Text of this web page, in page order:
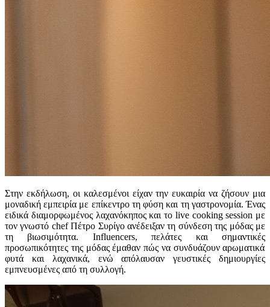
Στην εκδήλωση, οι καλεσμένοι είχαντην ευκαιρία ναζήσουν μια
μοναδική εμπειρία με επίκεντρο τη φύση και τηγαστρονομία.Ένας
ειδικά διαμορφωμένοςλαχανόκηπος και το live cooking session με
τον γνωστό chefΠέτρο Συρίγοανέδειξαντη σύνδεση της μόδας με
τη βιωσιμότητα. Influencers,πελάτες καισημαντικές
προσωπικότητες της μόδαςέμαθαν πώς να συνδυάζουν αρωματικά
φυτά και λαχανικά, ενώ απόλαυσανγευστικές
δημιουργίες
εμπνευσμένες από τη συλλογή.